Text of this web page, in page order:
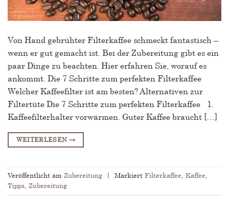
Von Hand gebrühter Filterkaffee schmeckt fantastisch –
wenn er gut gemacht ist. Bei der Zubereitung gibt es ein
paar Dinge zu beachten. Hier erfahren Sie, worauf es
ankommt. Die 7 Schritte zum perfekten Filterkaffee
Welcher Kaffeefilter ist am besten? Alternativen zur
Filtertüte Die 7 Schritte zum perfekten Filterkaffee 1.
Kaffeefilterhalter vorwärmen. Guter Kaffee braucht […]
WEITERLESEN →
Veröffentlicht am Zubereitung | Markiert Filterkaffee Kaffee
Tipps Zubereitung